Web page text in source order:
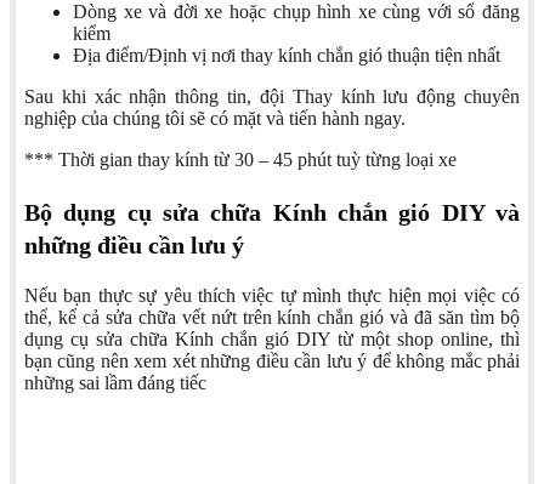
Dòng xe và đời xe hoặc chụp hình xe cùng với sổ đăng
kiểm
Địa điểm/Định vị nơi thay kính chắn gió thuận tiện nhất
Sau khi xác nhận thông tin, đội Thay kính lưu động chuyên
nghiệp của chúng tôi sẽ có mặt và tiến hành ngay.
*** Thời gian thay kính từ 30 – 45 phút tuỳ từng loại xe
Bộ dụng cụ sửa chữa Kính chắn gió DIY và
những điều cần lưu ý
Nếu bạn thực sự yêu thích việc tự mình thực hiện mọi việc có
thể, kể cả sửa chữa vết nứt trên kính chắn gió và đã săn tìm bộ
dụng cụ sửa chữa Kính chắn gió DIY từ một shop online, thì
bạn cũng nên xem xét những điều cần lưu ý để không mắc phải
những sai lầm đáng tiếc